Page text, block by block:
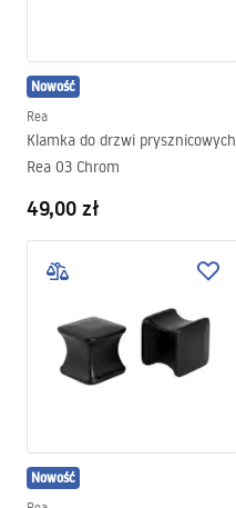
Nowość
Rea
Klamka do drzwi prysznicowych
Rea 03 Chrom
49,00 zł
Nowość